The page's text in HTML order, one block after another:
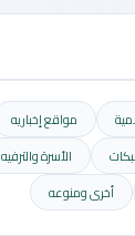
مواقع إخباريه
الأسرة والترفيه
أخرى ومنوعه